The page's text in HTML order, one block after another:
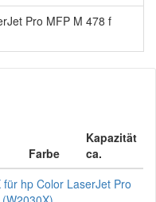
Pro MFP M 478 f
Farbe
Kapazität
ca.
hp Color LaserJet Pro